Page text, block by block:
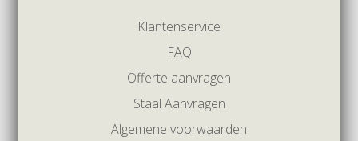
Klantenservice
FAQ
Offerte aanvragen
Staal Aanvragen
Algemene voorwaarden